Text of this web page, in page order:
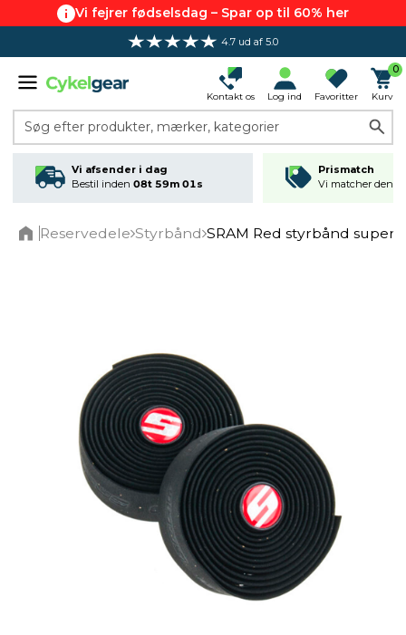
Vi fejrer fødselsdag – Spar op til 60% her
4.7 ud af 5.0
Kontakt os Log ind Favoritter
0
Kurv
Søg efter produkter, mærker, kategorier
Vi afsender i dag
Bestil inden 08t 59m 01s
Prismatch
Vi matcher den
Reservedele Styrbånd SRAM Red styrbånd